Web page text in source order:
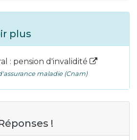
plus
: pension d'invalidité
maladie (Cnam)
!